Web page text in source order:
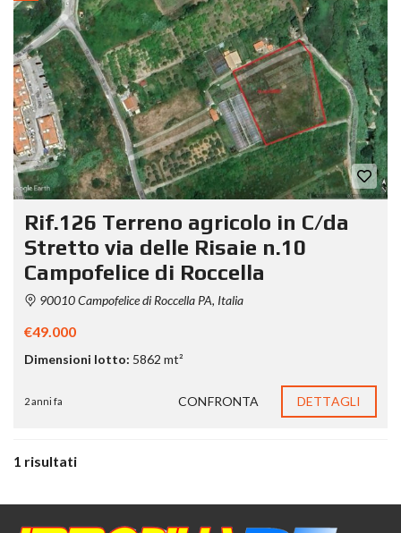
Rif.126 Terreno agricolo in C/da
Stretto via delle Risaie n.10
Campofelice di Roccella
90010 Campofelice di Roccella PA, Italia
€49.000
Dimensioni lotto: 5862 mt²
2 anni fa CONFRONTA DETTAGLI
1 risultati